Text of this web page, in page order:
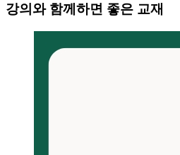
강의와 함께하면 좋은 교재